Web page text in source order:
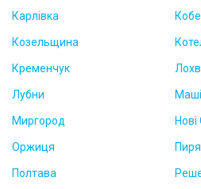
Карлівка
Козельщина
Кременчук
Лубни
Миргород
Оржиця
Полтава